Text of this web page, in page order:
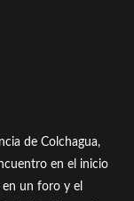
de Colchagua,
en el inicio
un foro y el